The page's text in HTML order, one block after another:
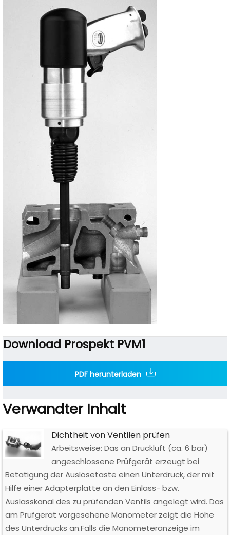
Download Prospekt PVM1
PDF herunterladen
Verwandter Inhalt
Dichtheit von Ventilen prüfen
Arbeitsweise: Das an Druckluft (ca. 6 bar)
angeschlossene Prüfgerät erzeugt bei
Betätigung der Auslösetaste einen Unterdruck, der mit
Hilfe einer Adapterplatte an den Einlass- bzw.
Auslasskanal des zu prüfenden Ventils angelegt wird. Das
am Prüfgerät vorgesehene Manometer zeigt die Höhe
des Unterdrucks an.Falls die Manometeranzeige im